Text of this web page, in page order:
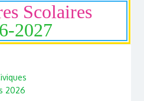
Scolaires
2027
2026